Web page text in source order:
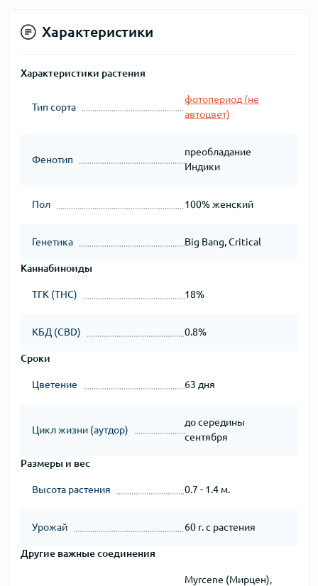
Характеристики
Характеристики растения
Тип сорта
фотопериод (не
автоцвет)
Фенотип
преобладание
Индики
Пол 100% женский
Генетика Big Bang, Critical
Каннабиноиды
ТГК (THC) 18%
КБД (CBD) 0.8%
Сроки
Цветение 63 дня
Цикл жизни (аутдор)
до середины
сентября
Размеры и вес
Высота растения 0.7 - 1.4 м.
Урожай 60 г. с растения
Другие важные соединения
Myrcene (Мирцен),